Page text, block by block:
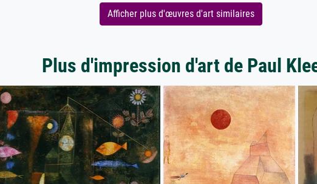
Afficher plus d'œuvres d'art similaires
Plus d'impression d'art de Paul